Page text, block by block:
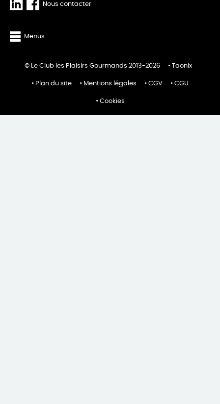
Nous contacter
Menus
© Le Club les Plaisirs Gourmands 2013-2026 Taonix
Plan du site Mentions légales CGV CGU
Cookies